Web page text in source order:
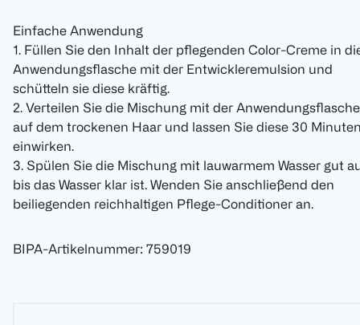
Einfache Anwendung
1. Füllen Sie den Inhalt der pflegenden Color-Creme in
Anwendungsflasche mit der Entwickleremulsion und
schütteln sie diese kräftig.
2. Verteilen Sie die Mischung mit der Anwendungsflasche
auf dem trockenen Haar und lassen Sie diese 30
einwirken.
3. Spülen Sie die Mischung mit lauwarmem Wasser gut
bis das Wasser klar ist. Wenden Sie anschließend den
beiliegenden reichhaltigen Pflege-Conditioner an.
BIPA-Artikelnummer: 759019